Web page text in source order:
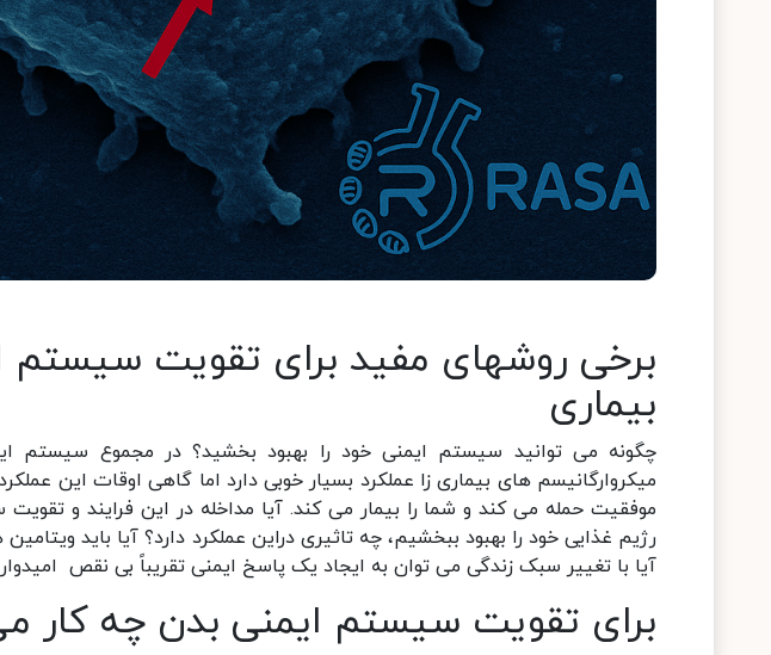
برخی روشهای مفید برای تقویت سیستم
بیماری
چگونه می توانید سیستم ایمنی خود را بهبود بخشید؟ در مجموع سیستم
میکروارگانیسم های بیماری زا عملکرد بسیار خوبی دارد اما گاهی اوقات این
موفقیت حمله می کند و شما را بیمار می کند. آیا مداخله در این فرایند و
رژیم غذایی خود را بهبود ببخشیم، چه تاثیری دراین عملکرد دارد؟ آیا باید
آیا با تغییر سبک زندگی می توان به ایجاد یک پاسخ ایمنی تقریباً بی نقص
برای تقویت سیستم ایمنی بدن چه کار